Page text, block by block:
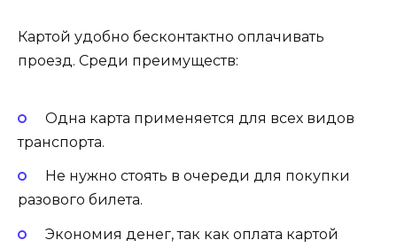
Картой удобно бесконтактно оплачивать
проезд. Среди преимуществ:
Одна карта применяется для всех видов
транспорта.
Не нужно стоять в очереди для покупки
разового билета.
Экономия денег, так как оплата картой